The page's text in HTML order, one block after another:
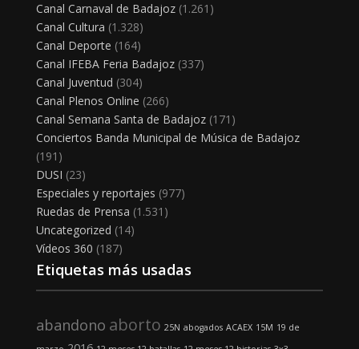
Canal Carnaval de Badajoz(1.261)
Canal Cultura (1.328)
Canal Deporte (164)
Canal IFEBA Feria Badajoz(337)
Canal Juventud (304)
Canal Plenos Online (266)
Canal Semana Santa de Badajoz(171)
Conciertos Banda Municipal de Música de Badajoz
(191)
DUSI (23)
Especiales y reportajes (977)
Ruedas de Prensa (1.531)
Uncategorized (14)
Vídeos 360 (187)
Etiquetas más usadas
abandono aborto 25N abogados ACAEX 15M 19 de